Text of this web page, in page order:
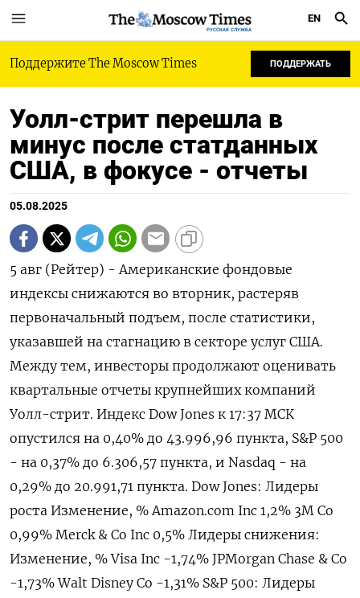
РУССКАЯ СЛУЖБА
EN
Поддержите The Moscow Times ПОДДЕРЖАТЬ
Уолл-стрит перешла в
минус после статданных
США, в фокусе - отчеты
05.08.2025
5 авг (Рейтер) - Американские фондовые
индексы снижаются во вторник, растеряв
первоначальный подъем, после статистики,
указавшей на стагнацию в секторе услуг США.
Между тем, инвесторы продолжают оценивать
квартальные отчеты крупнейших компаний
Уолл-стрит. Индекс Dow Jones к 17:37 МСК
опустился на 0,40% до 43.996,96 пункта, S&P 500
- на 0,37% до 6.306,57​ пункта, и Nasdaq - на
0,29% до 20.991,71 пункта. Dow Jones: Лидеры
роста Изменение, % Amazon.com Inc 1,2% 3M Co
0,99% Merck & Co Inc 0,5% Лидеры снижения:
Изменение, % Visa Inc -1,74% JPMorgan Chase & Co
-1,73% Walt Disney Co -1,31% S&P 500: Лидеры